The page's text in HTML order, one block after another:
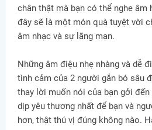
chân thật mà bạn có thể nghe âm
đây sẽ là một món quà tuyệt vời
âm nhạc và sự lãng mạn.
Những âm điệu nhẹ nhàng và dễ
tình cảm của 2 người gắn bó sâu
thay lời muốn nói của bạn gởi
dịp yêu thương nhất để bạn và
hơn, thật thú vị đúng không nào.